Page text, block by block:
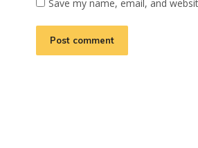
Save my name, email, and
Post comment